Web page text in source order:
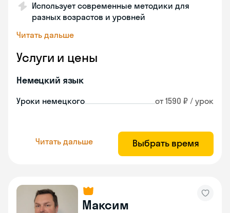
Использует современные методики для
разных возрастов и уровней
Читать дальше
Услуги и цены
Немецкий язык
Уроки немецкого от 1590 ₽ / урок
Читать дальше Выбрать время
Максим